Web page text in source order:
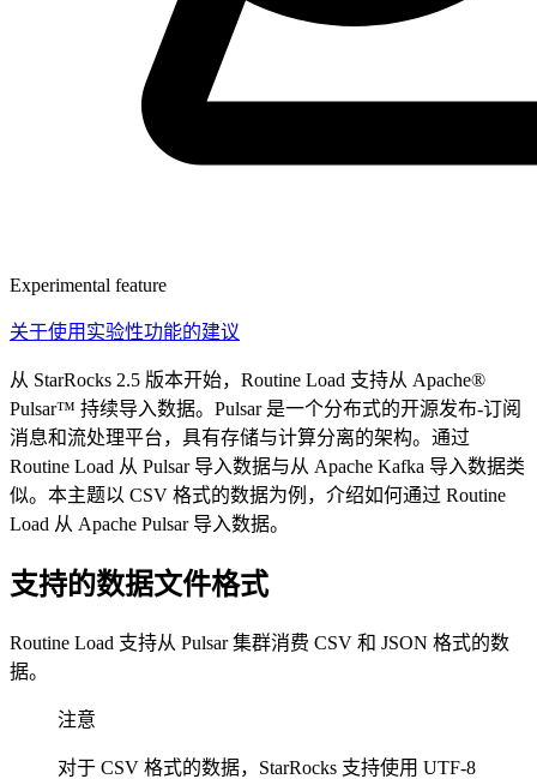
Experimental feature
关于使用实验性功能的建议
从 StarRocks 2.5 版本开始，Routine Load 支持从 Apache®
Pulsar™ 持续导入数据。Pulsar 是一个分布式的开源发布-订阅
消息和流处理平台，具有存储与计算分离的架构。通过
Routine Load 从 Pulsar 导入数据与从 Apache Kafka 导入数据类
似。本主题以 CSV 格式的数据为例，介绍如何通过 Routine
Load 从 Apache Pulsar 导入数据。
支持的数据文件格式
Routine Load 支持从 Pulsar 集群消费 CSV 和 JSON 格式的数
据。
注意
对于 CSV 格式的数据，StarRocks 支持使用 UTF-8